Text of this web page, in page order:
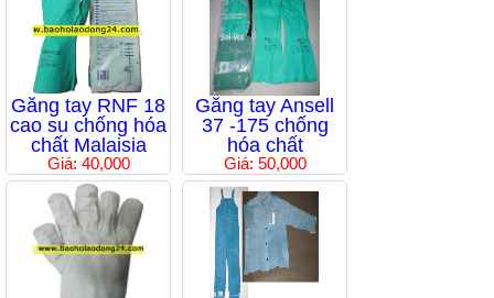
Găng tay RNF 18
cao su chống hóa
chất Malaisia
Giá: 40,000
Găng tay Ansell
37 -175 chống
hóa chất
Giá: 50,000